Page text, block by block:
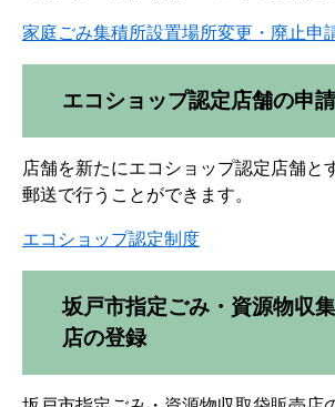
家庭ごみ集積所設置場所変更・廃止申
エコショップ認定店舗の申請
店舗を新たにエコショップ認定店舗と
郵送で行うことができます。
エコショップ認定制度
坂戸市指定ごみ・資源物収
店の登録